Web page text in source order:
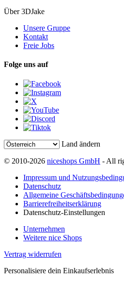
Über 3DJake
Unsere Gruppe
Kontakt
Freie Jobs
Folge uns auf
Land ändern
© 2010-2026 niceshops GmbH - All
Impressum und
Datenschutz
Allgemeine
Barrierefreiheitserklärung
Datenschutz-Einstellungen
Unternehmen
Weitere nice Shops
Vertrag widerrufen
Personalisiere dein Einkaufserlebnis